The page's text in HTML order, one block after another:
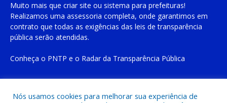
Muito mais que criar site ou sistema para prefeituras!
Realizamos uma assessoria completa, onde garantimos em
contrato que todas as exigências das leis de transparência
pública serão atendidas.
Conheça o PNTP e o Radar da Transparência Pública
Nós usamos cookies para melhorar sua experiência de